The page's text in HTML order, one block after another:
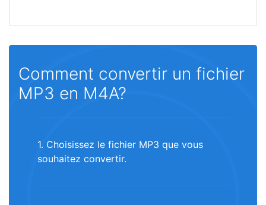
Comment convertir un fichier
MP3 en M4A?
1. Choisissez le fichier MP3 que vous
souhaitez convertir.